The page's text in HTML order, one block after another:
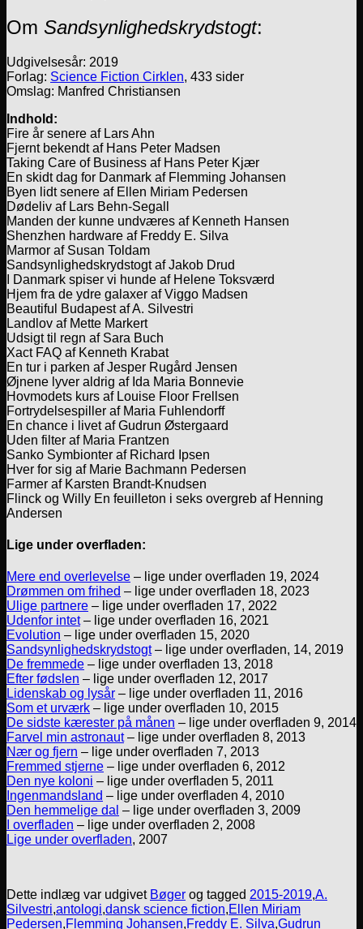
Om Sandsynlighedskrydstogt:
Udgivelsesår: 2019
Forlag: Science Fiction Cirklen, 433 sider
Omslag: Manfred Christiansen
Indhold:
Fire år senere af Lars Ahn
Fjernt bekendt af Hans Peter Madsen
Taking Care of Business af Hans Peter Kjær
En skidt dag for Danmark af Flemming Johansen
Byen lidt senere af Ellen Miriam Pedersen
Dødeliv af Lars Behn-Segall
Manden der kunne undværes af Kenneth Hansen
Shenzhen hardware af Freddy E. Silva
Marmor af Susan Toldam
Sandsynlighedskrydstogt af Jakob Drud
I Danmark spiser vi hunde af Helene Toksværd
Hjem fra de ydre galaxer af Viggo Madsen
Beautiful Budapest af A. Silvestri
Landlov af Mette Markert
Udsigt til regn af Sara Buch
Xact FAQ af Kenneth Krabat
En tur i parken af Jesper Rugård Jensen
Øjnene lyver aldrig af Ida Maria Bonnevie
Hovmodets kurs af Louise Floor Frellsen
Fortrydelsespiller af Maria Fuhlendorff
En chance i livet af Gudrun Østergaard
Uden filter af Maria Frantzen
Sanko Symbionter af Richard Ipsen
Hver for sig af Marie Bachmann Pedersen
Farmer af Karsten Brandt-Knudsen
Flinck og Willy En feuilleton i seks overgreb af Henning
Andersen
Lige under overfladen:
Mere end overlevelse – lige under overfladen 19, 2024
Drømmen om frihed – lige under overfladen 18, 2023
Ulige partnere – lige under overfladen 17, 2022
Udenfor intet– lige under overfladen 16, 2021
Evolution – lige under overfladen 15, 2020
Sandsynlighedskrydstogt– lige under overfladen, 14, 2019
De fremmede – lige under overfladen 13, 2018
Efter fødslen – lige under overfladen 12, 2017
Lidenskab og lysår – lige under overfladen 11, 2016
Som et urværk – lige under overfladen 10, 2015
De sidste kærester på månen – lige under overfladen 9, 2014
Farvel min astronaut– lige under overfladen 8, 2013
Nær og fjern – lige under overfladen 7, 2013
Fremmed stjerne – lige under overfladen 6, 2012
Den nye koloni – lige under overfladen 5, 2011
Ingenmandsland – lige under overfladen 4, 2010
Den hemmelige dal – lige under overfladen 3, 2009
I overfladen – lige under overfladen 2, 2008
Lige under overfladen, 2007
Dette indlæg var udgivet Bøger og tagged 2015-2019,A.
Silvestri,antologi,dansk science fiction,Ellen Miriam
Pedersen,Flemming Johansen,Freddy E. Silva,Gudrun